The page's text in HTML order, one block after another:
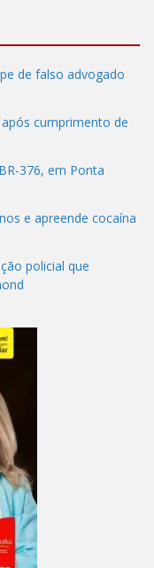
de falso advogado
cumprimento de
376, em Ponta
e apreende cocaína
policial que